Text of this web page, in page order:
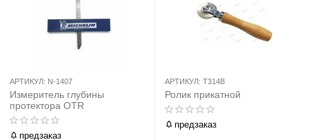
АРТИКУЛ: N-1407
Измеритель глубины
протектора OTR
предзаказ
АРТИКУЛ: T314B
Ролик прикатной
предзаказ